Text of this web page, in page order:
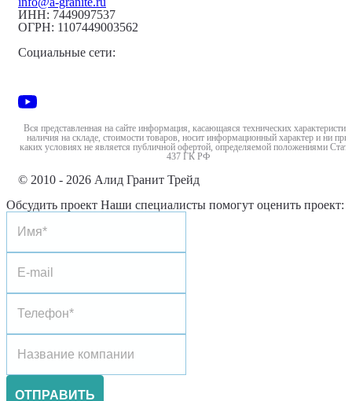
ИНН: 7449097537
ОГРН: 1107449003562
Социальные сети:
Вся представленная на сайте информация, касающаяся технических характеристик,
наличия на складе, стоимости товаров, носит информационный характер и ни при
каких условиях не является публичной офертой, определяемой положениями
437 ГК РФ
© 2010 - 2026 Алид Гранит Трейд
Обсудить проект Наши специалисты помогут оценить проект:
ОТПРАВИТЬ